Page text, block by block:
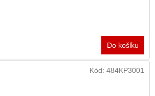
Do košíku
Kód: 484KP3001